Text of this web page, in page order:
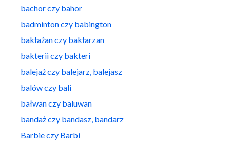
bachor czy bahor
badminton czy babington
bakłażan czy bakłarzan
bakterii czy bakteri
balejaż czy balejarz, balejasz
balów czy bali
bałwan czy baluwan
bandaż czy bandasz, bandarz
Barbie czy Barbi